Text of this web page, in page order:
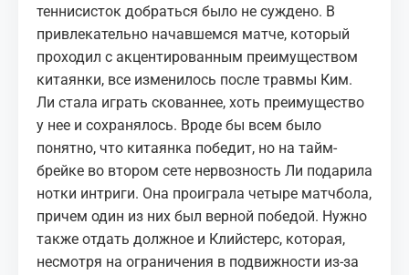
теннисисток добраться было не суждено. В
привлекательно начавшемся матче, который
проходил с акцентированным преимуществом
китаянки, все изменилось после травмы Ким.
Ли стала играть скованнее, хоть преимущество
у нее и сохранялось. Вроде бы всем было
понятно, что китаянка победит, но на тайм-
брейке во втором сете нервозность Ли подарила
нотки интриги. Она проиграла четыре матчбола,
причем один из них был верной победой. Нужно
также отдать должное и Клийстерс, которая,
несмотря на ограничения в подвижности из-за